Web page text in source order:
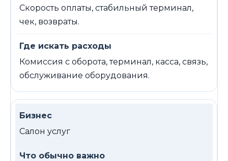
Скорость оплаты, стабильный терминал,
чек, возвраты.
Комиссия с оборота, терминал, касса, связь,
обслуживание оборудования.
Салон услуг